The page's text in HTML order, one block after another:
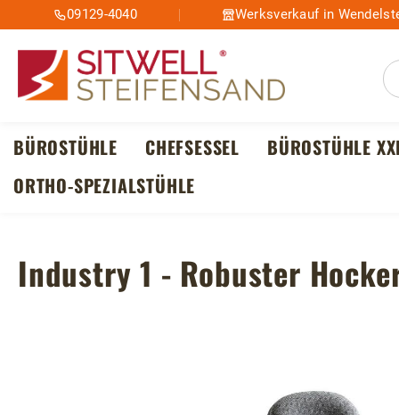
Hauptinhalt springen
Zur Suche springen
Zur Hauptnavigation springen
09129-4040 Werksverkauf in
BÜROSTÜHLE CHEFSESSEL BÜROSTÜHLE
ORTHO-SPEZIALSTÜHLE
Industry 1 - Robuster